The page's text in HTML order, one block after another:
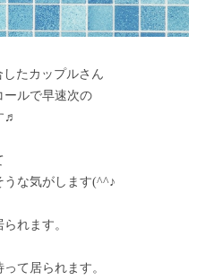
たカップルさん
ールで早速次の
♬
な気がします(^^♪
れます。
て居られます。